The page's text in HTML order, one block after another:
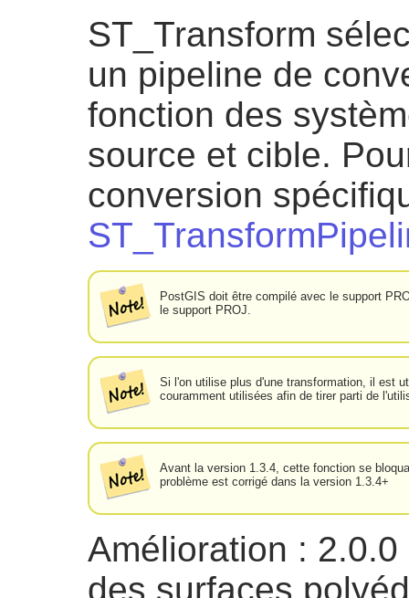
ST_Transform
un pipeline de
fonction des
source et cible.
conversion
PostGIS doit être compilé avec le support
le support PROJ.
Si l'on utilise plus d'une transformation, il est
couramment utilisées afin de tirer parti de
Avant la version 1.3.4, cette fonction se
problème est corrigé dans la version 1.3.4+
Amélioration :
des surfaces